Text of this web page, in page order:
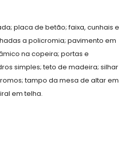
placa de betão; faixa, cunhais e
a policromia; pavimento em
na copeira; portas e
simples; teto de madeira; silhar
tampo da mesa de altar em
em telha.